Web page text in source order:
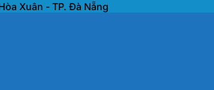
Xuân - TP. Đà Nẵng